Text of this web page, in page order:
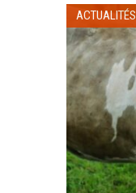
ACTUALITÉS